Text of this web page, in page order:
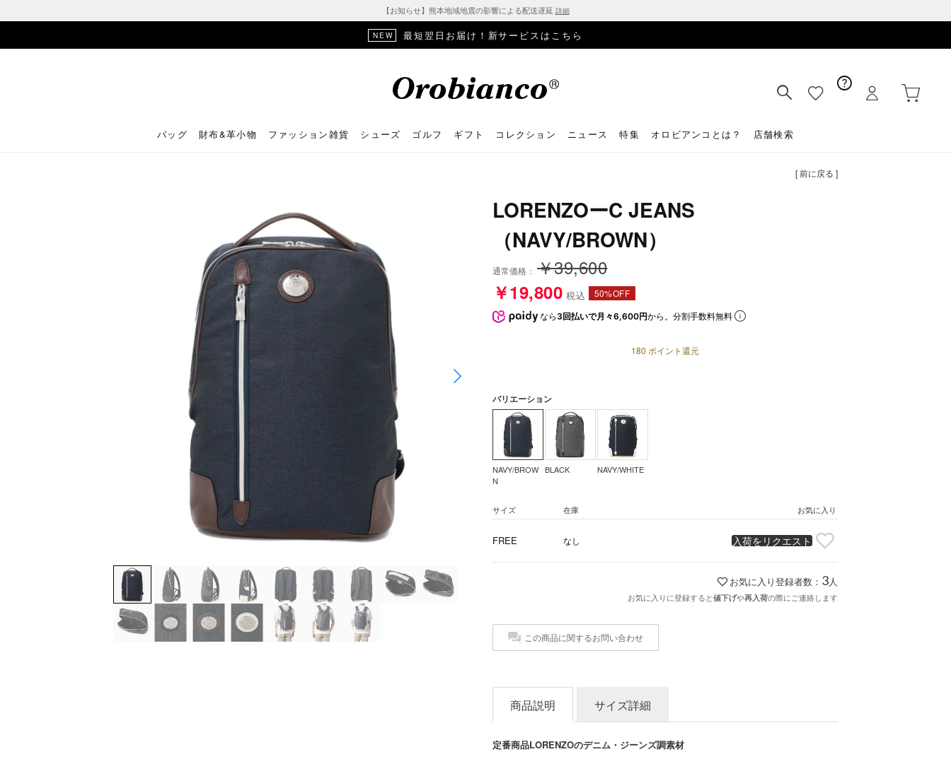
【お知らせ】熊本地域地震の影響による配送遅延 詳細
NEW 最短翌日お届け！新サービスはこちら
バッグ 財布&革小物 ファッション雑貨 シューズ ゴルフ ギフト コレクション ニュース 特集 オロビアンコとは？ 店舗検索
[ 前に戻る ]
LORENZOーC JEANS
（NAVY/BROWN）
通常価格： ￥39,600
￥19,800 税込 50%OFF
なら 3回払いで月々6,600円から。分割手数料無料
180 ポイント還元
バリエーション
NAVY/BROW
N
BLACK NAVY/WHITE
サイズ 在庫 お気に入り
FREE なし 入荷をリクエスト
お気に入り登録者数： 3 人
お気に入りに登録すると値下げや再入荷の際にご連絡します
この商品に関するお問い合わせ
商品説明 サイズ詳細
定番商品LORENZOのデニム・ジーンズ調素材